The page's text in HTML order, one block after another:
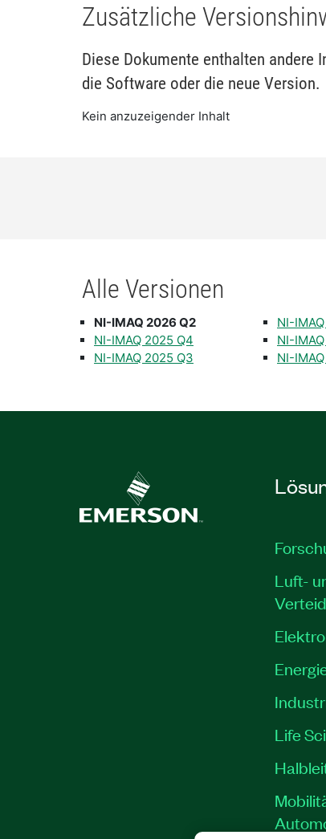
Zusätzliche
Diese Dokumente enthalten
die Software oder die neue Version.
Kein anzuzeigender Inhalt
Alle Versionen
NI-IMAQ 2026 Q2
NI-IMAQ 2025 Q4
NI-IMAQ 2025 Q3
NI-
NI-
NI-
Luft-
Life